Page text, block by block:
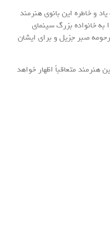
و خاطره‌ این بانوی هنرمند
به خانواده بزرگ سینمای
صبر جزیل و برای ایشان
متعاقباً اظهار خواهد